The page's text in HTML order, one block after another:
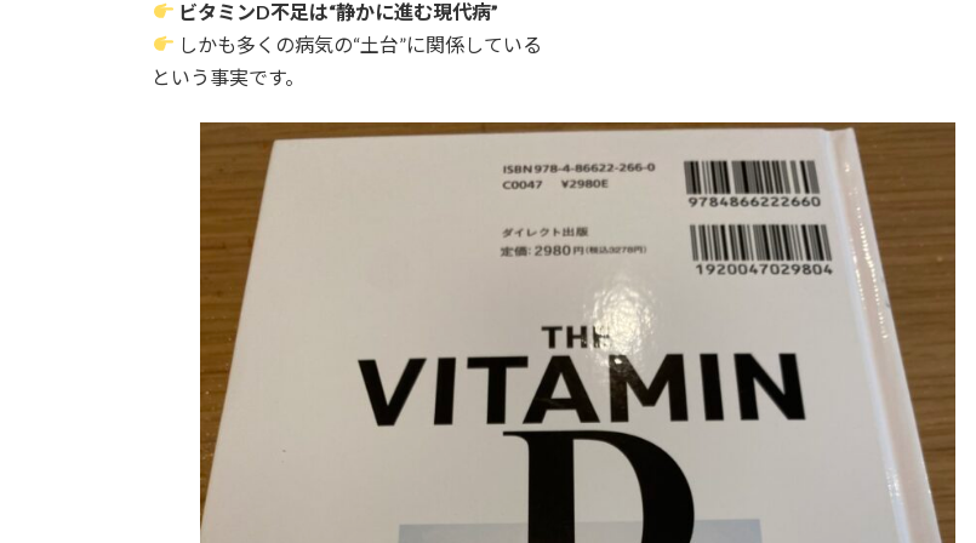
ビタミンD不足は“静かに進む現代病”
しかも多くの病気の“土台”に関係している
という事実です。